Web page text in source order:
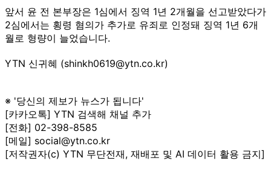
앞서 윤 전 본부장은 1심에서 징역 1년 2개월을 선고받았다가
2심에서는 횡령 혐의가 추가로 유죄로 인정돼 징역 1년 6개
월로 형량이 늘었습니다.
YTN 신귀혜 (shinkh0619@ytn.co.kr)
※ '당신의 제보가 뉴스가 됩니다'
[카카오톡] YTN 검색해 채널 추가
[전화] 02-398-8585
[메일] social@ytn.co.kr
[저작권자(c) YTN 무단전재, 재배포 및 AI 데이터 활용 금지]